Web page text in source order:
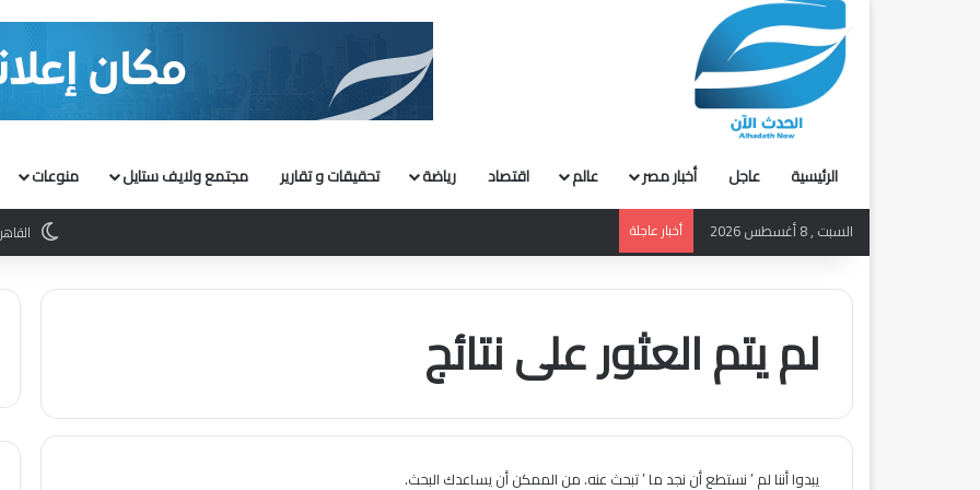
الرئيسية عاجل أخبار مصر عالم اقتصاد رياضة تحقيقات و تقارير مجتمع ولايف ستايل منوعات
السبت , 8 أغسطس 2026 أخبار عاجلة
لم يتم العثور على نتائج
يبدوا أننا لم ’ نستطع أن نجد ما ’ تبحث عنه. من الممكن أن يساعدك البحث.